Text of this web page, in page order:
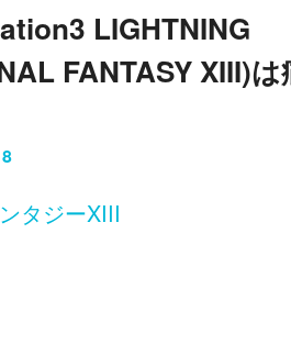
LIGHTNING
FANTASY XIII)は
タジーXIII